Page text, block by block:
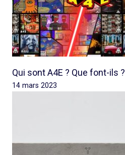
Qui sont A4E ? Que font-ils ?
14 mars 2023